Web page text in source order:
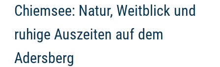
Chiemsee: Natur, Weitblick und
ruhige Auszeiten auf dem
Adersberg